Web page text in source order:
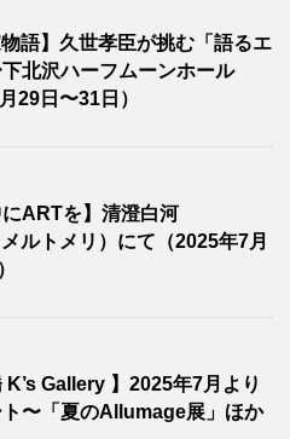
物語】久世孝臣が挑む「語るエ
北沢ハーフムーンホール
29日〜31日）
にARTを】清澄白河
ルトメリ）にて（2025年7月
K’s Gallery 】2025年7月より
〜「夏のAllumage展」ほか